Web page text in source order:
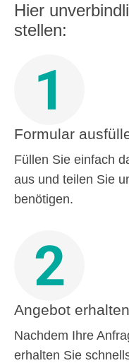
Hier
stellen:
1
Formular
Füllen Sie einfach
aus und teilen Sie
benötigen.
2
Angebot erhalten
Nachdem Ihre
erhalten Sie